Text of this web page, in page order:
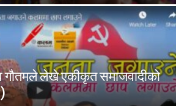
गौतमले लेखे एकीकृत समाजवादीको